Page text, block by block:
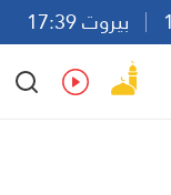
بيروت 17:39
Ar
En Fr Es